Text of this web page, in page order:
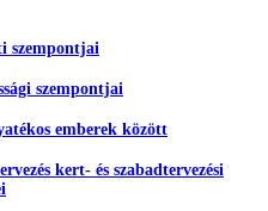
szempontjai
szempontjai
emberek között
kert- és szabadtervezési